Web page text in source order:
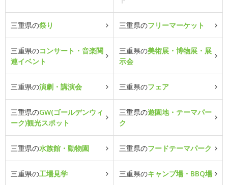
三重県の祭り 三重県のフリーマーケット
三重県のコンサート・音楽関
連イベント
三重県の美術展・博物展・展
示会
三重県の演劇・講演会 三重県のフェア
三重県のGW(ゴールデンウィ
ーク)観光スポット
三重県の遊園地・テーマパー
ク
三重県の水族館・動物園 三重県のフードテーマパーク
三重県の工場見学 三重県のキャンプ場・BBQ場